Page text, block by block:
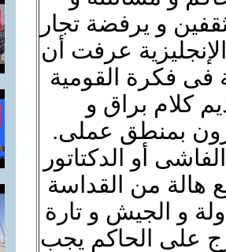
و يرفضة تجار
عرفت أن
فى فكرة القومية
كلام براق و
بمنطق عملى.
أو الدكتاتور
هالة من القداسة
و الجيش و تارة
على الحاكم يجب